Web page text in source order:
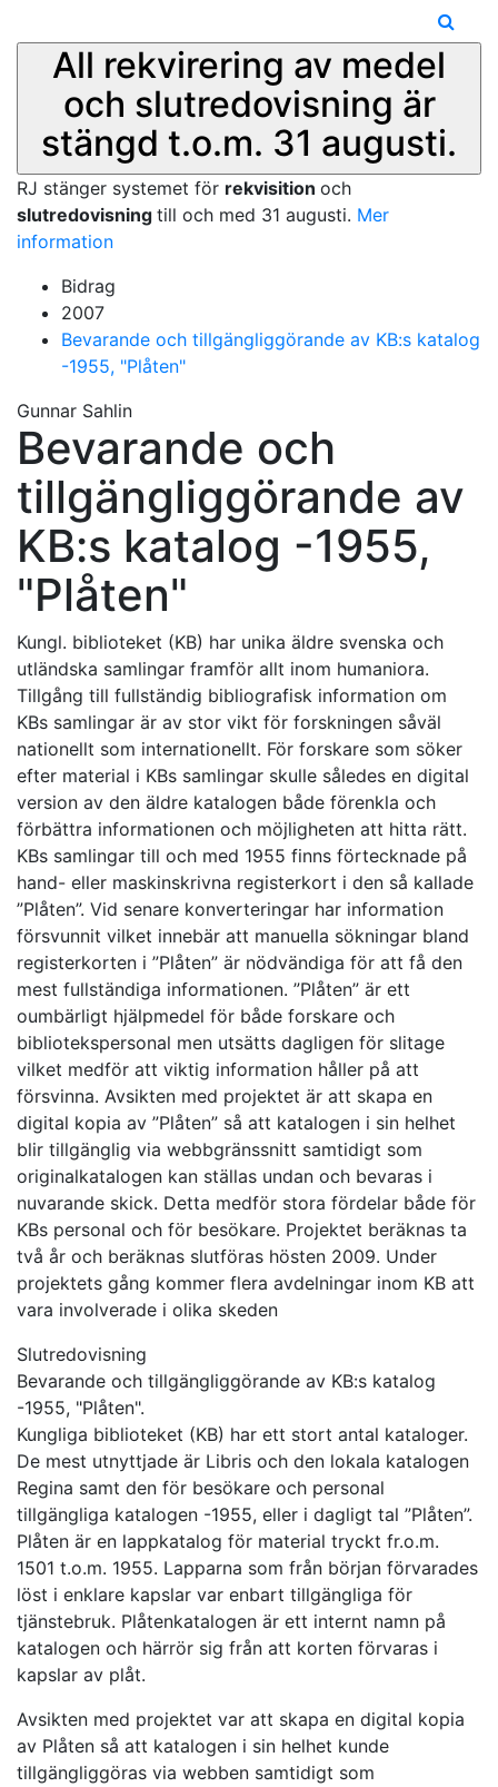
All rekvirering av medel
och slutredovisning är
stängd t.o.m. 31 augusti.
RJ stänger systemet för rekvisition och
slutredovisning till och med 31 augusti. Mer
information
Bidrag
2007
Bevarande och tillgängliggörande av KB:s katalog
-1955, "Plåten"
Gunnar Sahlin
Bevarande och
tillgängliggörande av
KB:s katalog -1955,
"Plåten"
Kungl. biblioteket (KB) har unika äldre svenska och
utländska samlingar framför allt inom humaniora.
Tillgång till fullständig bibliografisk information om
KBs samlingar är av stor vikt för forskningen såväl
nationellt som internationellt. För forskare som söker
efter material i KBs samlingar skulle således en digital
version av den äldre katalogen både förenkla och
förbättra informationen och möjligheten att hitta rätt.
KBs samlingar till och med 1955 finns förtecknade på
hand- eller maskinskrivna registerkort i den så kallade
”Plåten”. Vid senare konverteringar har information
försvunnit vilket innebär att manuella sökningar bland
registerkorten i ”Plåten” är nödvändiga för att få den
mest fullständiga informationen. ”Plåten” är ett
oumbärligt hjälpmedel för både forskare och
bibliotekspersonal men utsätts dagligen för slitage
vilket medför att viktig information håller på att
försvinna. Avsikten med projektet är att skapa en
digital kopia av ”Plåten” så att katalogen i sin helhet
blir tillgänglig via webbgränssnitt samtidigt som
originalkatalogen kan ställas undan och bevaras i
nuvarande skick. Detta medför stora fördelar både för
KBs personal och för besökare. Projektet beräknas ta
två år och beräknas slutföras hösten 2009. Under
projektets gång kommer flera avdelningar inom KB att
vara involverade i olika skeden
Slutredovisning
Bevarande och tillgängliggörande av KB:s katalog
-1955, "Plåten".
Kungliga biblioteket (KB) har ett stort antal kataloger.
De mest utnyttjade är Libris och den lokala katalogen
Regina samt den för besökare och personal
tillgängliga katalogen -1955, eller i dagligt tal ”Plåten”.
Plåten är en lappkatalog för material tryckt fr.o.m.
1501 t.o.m. 1955. Lapparna som från början förvarades
löst i enklare kapslar var enbart tillgängliga för
tjänstebruk. Plåtenkatalogen är ett internt namn på
katalogen och härrör sig från att korten förvaras i
kapslar av plåt.
Avsikten med projektet var att skapa en digital kopia
av Plåten så att katalogen i sin helhet kunde
tillgängliggöras via webben samtidigt som